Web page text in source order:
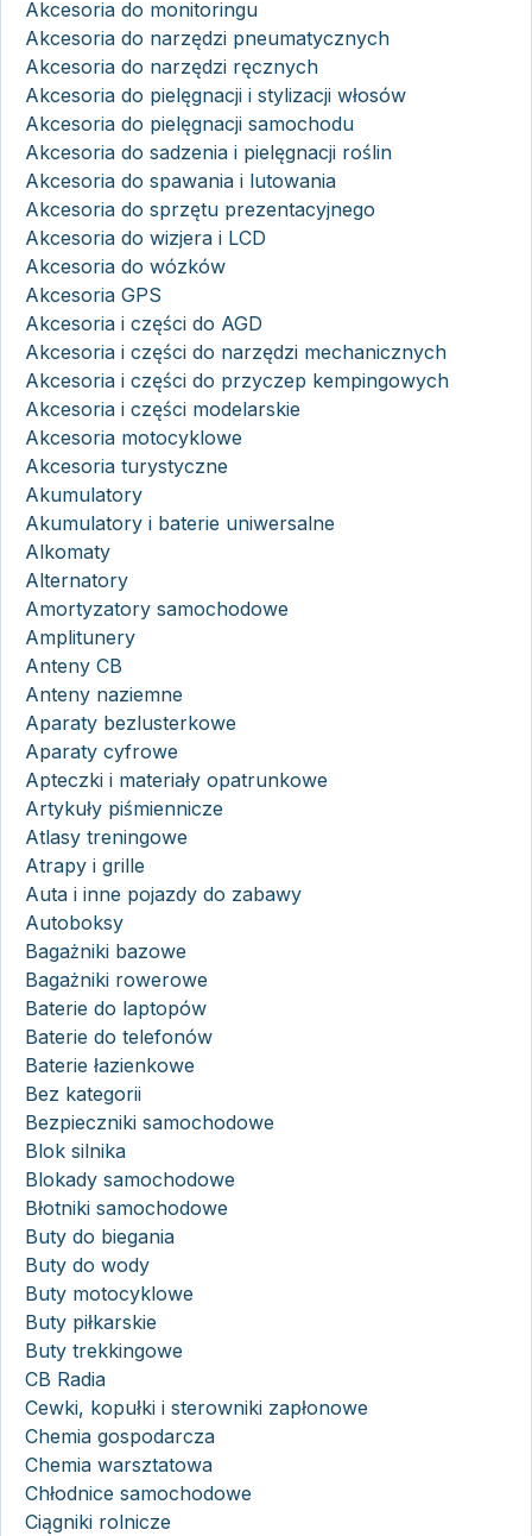
Akcesoria do monitoringu
Akcesoria do narzędzi pneumatycznych
Akcesoria do narzędzi ręcznych
Akcesoria do pielęgnacji i stylizacji włosów
Akcesoria do pielęgnacji samochodu
Akcesoria do sadzenia i pielęgnacji roślin
Akcesoria do spawania i lutowania
Akcesoria do sprzętu prezentacyjnego
Akcesoria do wizjera i LCD
Akcesoria do wózków
Akcesoria GPS
Akcesoria i części do AGD
Akcesoria i części do narzędzi mechanicznych
Akcesoria i części do przyczep kempingowych
Akcesoria i części modelarskie
Akcesoria motocyklowe
Akcesoria turystyczne
Akumulatory
Akumulatory i baterie uniwersalne
Alkomaty
Alternatory
Amortyzatory samochodowe
Amplitunery
Anteny CB
Anteny naziemne
Aparaty bezlusterkowe
Aparaty cyfrowe
Apteczki i materiały opatrunkowe
Artykuły piśmiennicze
Atlasy treningowe
Atrapy i grille
Auta i inne pojazdy do zabawy
Autoboksy
Bagażniki bazowe
Bagażniki rowerowe
Baterie do laptopów
Baterie do telefonów
Baterie łazienkowe
Bez kategorii
Bezpieczniki samochodowe
Blok silnika
Blokady samochodowe
Błotniki samochodowe
Buty do biegania
Buty do wody
Buty motocyklowe
Buty piłkarskie
Buty trekkingowe
CB Radia
Cewki, kopułki i sterowniki zapłonowe
Chemia gospodarcza
Chemia warsztatowa
Chłodnice samochodowe
Ciągniki rolnicze